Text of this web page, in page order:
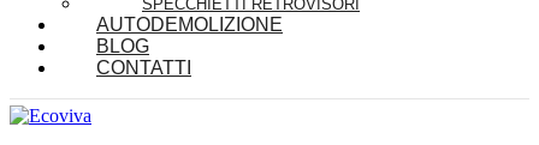
SPECCHIETTI RETROVISORI
AUTODEMOLIZIONE
BLOG
CONTATTI